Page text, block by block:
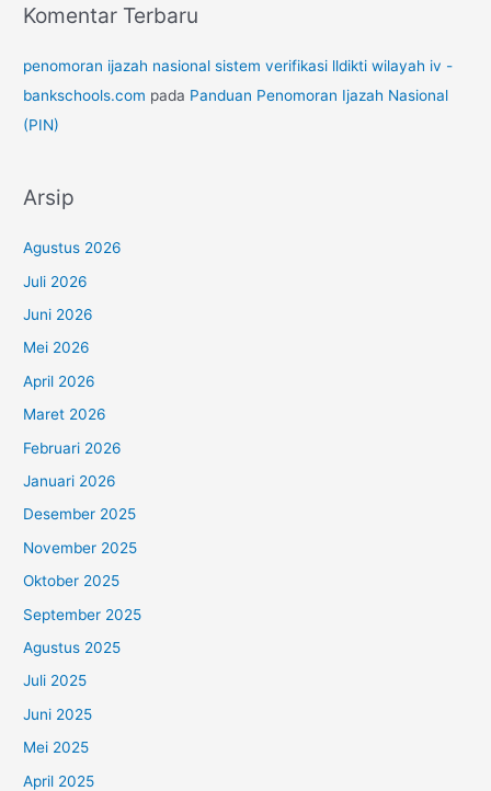
Komentar Terbaru
penomoran ijazah nasional sistem verifikasi lldikti wilayah iv -
bankschools.com pada Panduan Penomoran Ijazah Nasional
(PIN)
Arsip
Agustus 2026
Juli 2026
Juni 2026
Mei 2026
April 2026
Maret 2026
Februari 2026
Januari 2026
Desember 2025
November 2025
Oktober 2025
September 2025
Agustus 2025
Juli 2025
Juni 2025
Mei 2025
April 2025